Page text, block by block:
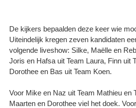
De kijkers bepaalden deze keer wie
Uiteindelijk kregen zeven kandidaten
volgende liveshow: Silke, Maëlle en
Joris en Hafsa uit Team Laura, Finn uit
Dorothee en Bas uit Team Koen.
Voor Mike en Naz uit Team Mathieu en
Maarten en Dorothee viel het doek.